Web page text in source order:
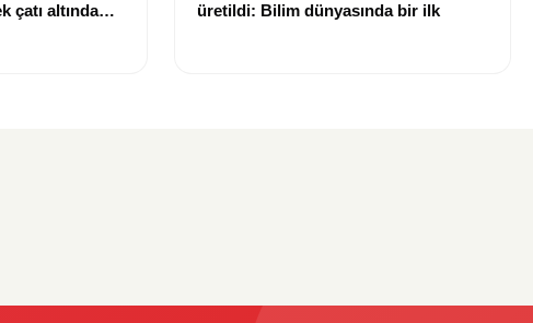
çatı altında
üretildi: Bilim dünyasında bir ilk